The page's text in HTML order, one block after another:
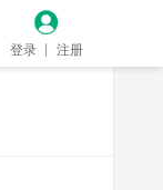

登录 注册